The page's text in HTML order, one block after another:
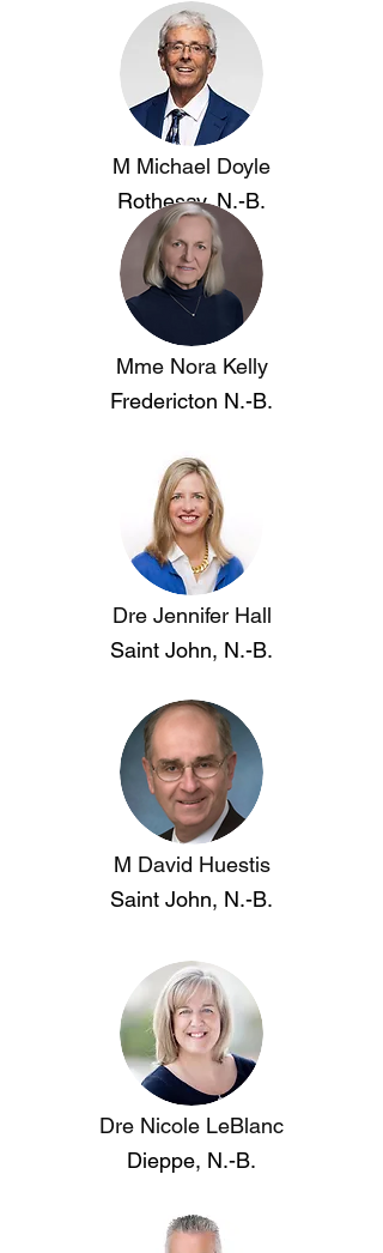
M Michael Doyle
Rothesay, N.-B.
Mme Nora Kelly
Fredericton N.-B.
Dre Jennifer Hall
Saint John, N.-B.
M David Huestis
Saint John, N.-B.
Dre Nicole LeBlanc
Dieppe, N.-B.